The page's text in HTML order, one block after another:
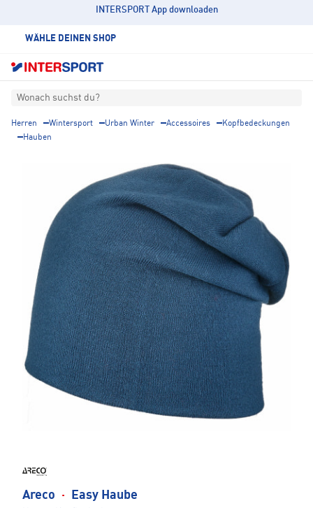
INTERSPORT App downloaden
WÄHLE DEINEN SHOP
Wonach suchst du?
Herren Wintersport Urban Winter Accessoires
Kopfbedeckungen
Hauben
Areco · Easy Haube